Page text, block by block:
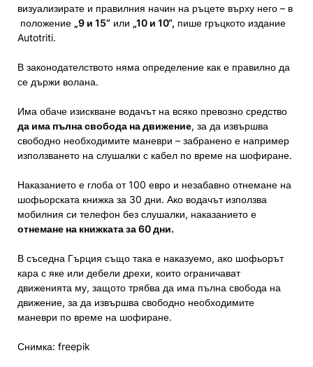
визуализирате и правилния начин на ръцете върху него – в
положение „9 и 15“ или „10 и 10“, пише гръцкото издание
Autotriti.
В законодателството няма определение как е правилно да
се държи волана.
Има обаче изискване водачът на всяко превозно средство
да има пълна свобода на движение, за да извършва
свободно необходимите маневри – забранено е например
използването на слушалки с кабел по време на шофиране.
Наказанието е глоба от 100 евро и незабавно отнемане на
шофьорската книжка за 30 дни. Ако водачът използва
мобилния си телефон без слушалки, наказанието е
отнемане на книжката за 60 дни.
В съседна Гърция също така е наказуемо, ако шофьорът
кара с яке или дебели дрехи, които ограничават
движенията му, защото трябва да има пълна свобода на
движение, за да извършва свободно необходимите
маневри по време на шофиране.
Снимка: freepik